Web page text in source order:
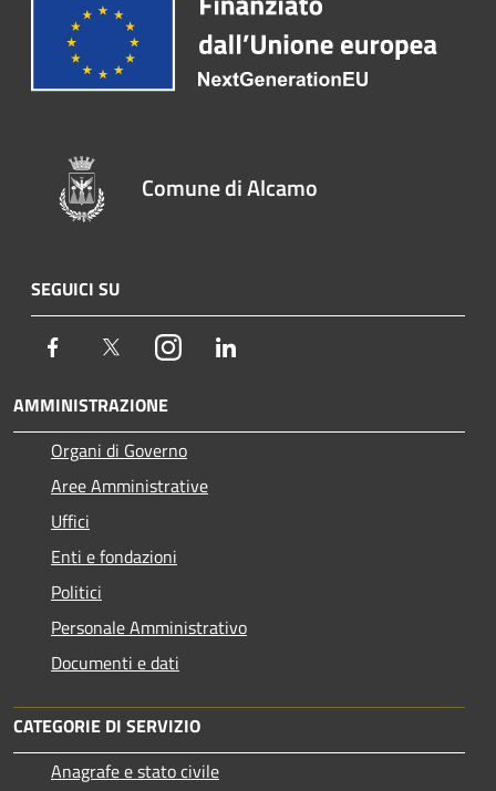
Comune di Alcamo
SEGUICI SU
Facebook TwitterInstagram
AMMINISTRAZIONE
Organi di Governo
Aree Amministrative
Uffici
Enti e fondazioni
Politici
Personale Amministrativo
Documenti e dati
CATEGORIE DI SERVIZIO
Anagrafe e stato civile